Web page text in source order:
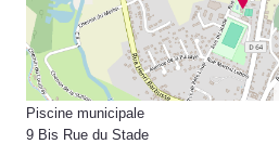
Piscine municipale
9 Bis Rue du Stade